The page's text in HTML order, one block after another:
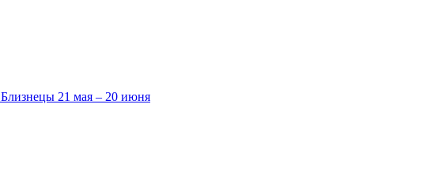
Близнецы 21 мая – 20 июня